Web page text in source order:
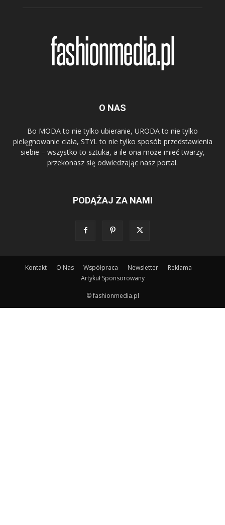
O NAS
Bo MODA to nie tylko ubieranie, URODA to nie tylko
pielęgnowanie ciała, STYL to nie tylko sposób przedstawienia
siebie – wszystko to sztuka, a ile ona może mieć twarzy,
przekonasz się odwiedzając nasz portal.
PODĄŻAJ ZA NAMI
Kontakt O Nas Współpraca Newsletter
Reklama
Artykuł Sponsorowany
© fashionmedia.pl